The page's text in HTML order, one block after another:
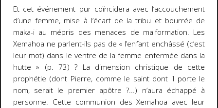
Et cet événement pur coïncidera avec l’accouchement
d’une femme, mise à l’écart de la tribu et bourrée de
maka-i au mépris des menaces de malformation. Les
Xemahoa ne parlent-ils pas de « l’enfant enchâssé (c’est
leur mot) dans le ventre de la femme enfermée dans la
hutte »
(p. 73)? La dimension christique de cette
prophétie (dont Pierre, comme le saint dont il porte le
nom, serait le premier apôtre ?...) n’aura échappé à
personne. Cette communion des Xemahoa avec leur